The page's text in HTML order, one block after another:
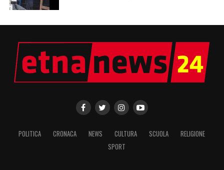
POLITICA CRONACA NEWS CULTURA SCUOLA
RELIGIONE
SPORT